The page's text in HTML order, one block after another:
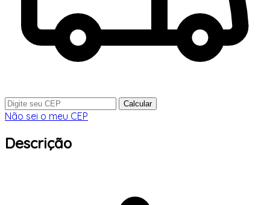
Calcular
Não sei o meu CEP
Descrição